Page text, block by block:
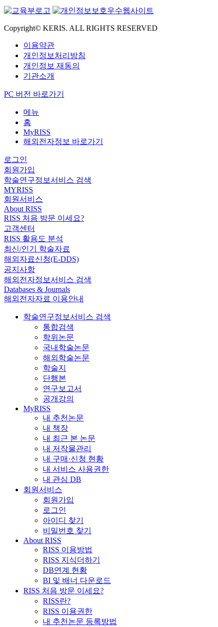
Copyright© KERIS. ALL RIGHTS RESERVED
이용약관
개인정보처리방침
개인정보 재동의
기관소개
PC 버전 바로가기
메뉴
홈
MyRISS
해외전자정보 바로가기
로그인
회원가입
학술연구정보서비스 검색
MYRISS
회원서비스
About RISS
RISS 처음 방문 이세요?
고객센터
RISS 활용도 분석
최신/인기 학술자료
해외자료신청(E-DDS)
공지사항
해외전자정보서비스 검색
Databases & Journals
해외전자자료 이용안내
학술연구정보서비스 검색
통합검색
학위논문
국내학술논문
해외학술논문
학술지
단행본
연구보고서
공개강의
MyRISS
내 추천논문
내 책장
내 최근 본 논문
내 저작물관리
내 구매·신청 현황
내 서비스 사용권한
내 관심 DB
회원서비스
회원가입
로그인
아이디 찾기
비밀번호 찾기
About RISS
RISS 이용방법
RISS 지식더하기
DB연계 현황
BI 및 배너 다운로드
RISS 처음 방문 이세요?
RISS란?
RISS 이용권한
내 추천논문 등록방법